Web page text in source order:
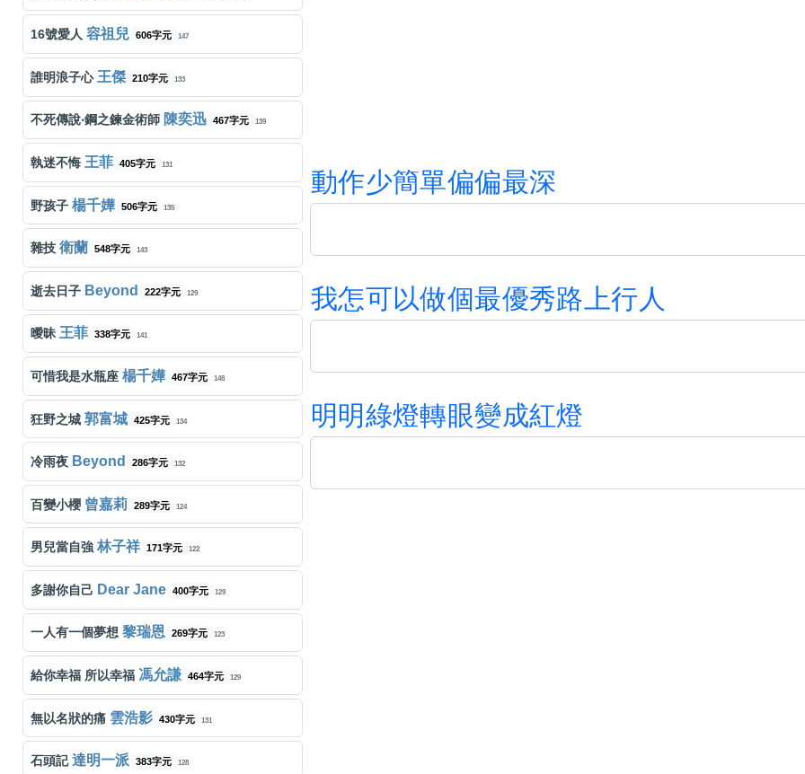
16號愛人 容祖兒 606字元 147
誰明浪子心 王傑 210字元 133
不死傳說‧鋼之鍊金術師 陳奕迅 467字元 139
執迷不悔 王菲 405字元 131
野孩子 楊千嬅 506字元 135
雜技 衛蘭 548字元 143
逝去日子 Beyond 222字元 129
曖昧 王菲 338字元 141
可惜我是水瓶座 楊千嬅 467字元 148
狂野之城 郭富城 425字元 134
冷雨夜 Beyond 286字元 132
百變小櫻 曾嘉莉 289字元 124
男兒當自強 林子祥 171字元 122
多謝你自己 Dear Jane 400字元 129
一人有一個夢想 黎瑞恩 269字元 123
給你幸福 所以幸福 馮允謙 464字元 129
無以名狀的痛 雲浩影 430字元 131
石頭記達明一派 383字元 128
動作少簡單偏偏最深
我怎可 以做個最優秀路 上行 人
明 明綠燈轉眼變成紅燈